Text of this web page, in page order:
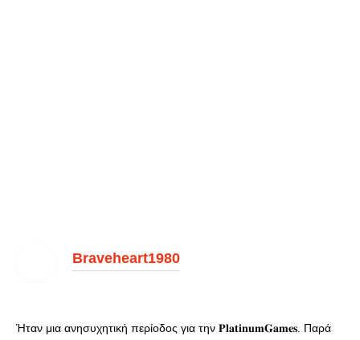
Braveheart1980
Ήταν μια ανησυχητική περίοδος για την 𝐏𝐥𝐚𝐭𝐢𝐧𝐮𝐦𝐆𝐚𝐦𝐞𝐬. Παρά